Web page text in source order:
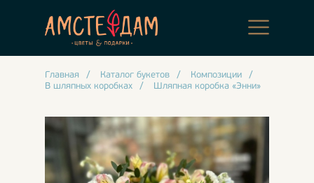
Главная / Каталог букетов / Композиции
/
В шляпных коробках
/ Шляпная коробка «Энни»